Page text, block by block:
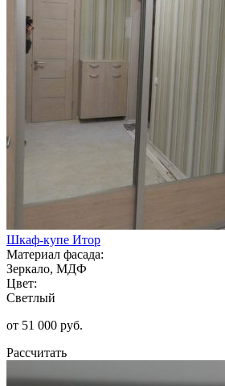
Шкаф-купе Итор
Материал фасада:
Зеркало, МДФ
Цвет:
Светлый
от 51 000 руб.
Рассчитать